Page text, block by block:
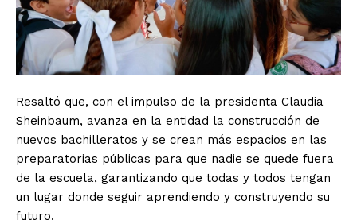
Resaltó que, con el impulso de la presidenta Claudia
Sheinbaum, avanza en la entidad la construcción de
nuevos bachilleratos y se crean más espacios en las
preparatorias públicas para que nadie se quede fuera
de la escuela, garantizando que todas y todos tengan
un lugar donde seguir aprendiendo y construyendo su
futuro.